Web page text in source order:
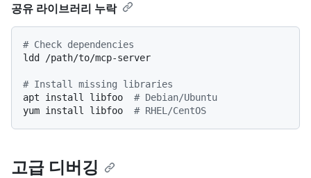
공유 라이브러리 누락
# Check dependencies
ldd /path/to/mcp-server
# Install missing libraries
apt install libfoo # Debian/Ubuntu
yum install libfoo # RHEL/CentOS
고급 디버깅